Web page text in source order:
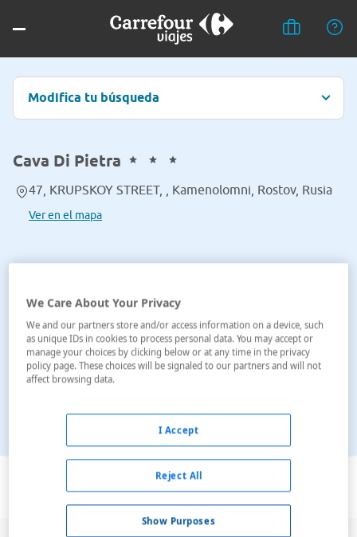
Modifica tu búsqueda
Cava Di Pietra
47, KRUPSKOY STREET, , Kamenolomni, Rostov, Rusia
Ver en el mapa
Ver en el mapa
We Care About Your Privacy
We and our partners store and/or access information on a device, such
as unique IDs in cookies to process personal data. You may accept or
manage your choices by clicking below or at any time in the privacy
policy page. These choices will be signaled to our partners and will not
affect browsing data.
Show Purposes
Reject All
I Accept